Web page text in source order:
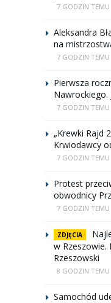
7 GODZIN TEMU
Aleksandra
na
7 GODZIN TEMU
Pierwsza
Nawrockiego.
7 GODZIN TEMU
„Krewki Rajd
Krwiodawcy
7 GODZIN TEMU
Protest
obwodnicy
7 GODZIN TEMU
ZDJĘCIA
w Rzeszowie.
Rzeszowski
8 GODZIN TEMU
Samochód